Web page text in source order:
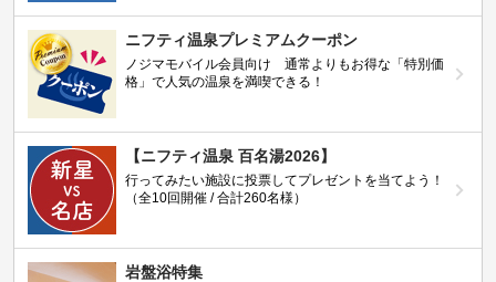
ニフティ温泉プレミアムクーポン
ノジマモバイル会員向け 通常よりもお得な「特別価
格」で人気の温泉を満喫できる！
【ニフティ温泉 百名湯2026】
行ってみたい施設に投票してプレゼントを当てよう！
（全10回開催 / 合計260名様）
岩盤浴特集